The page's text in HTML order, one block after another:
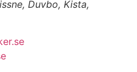
Duvbo, Kista,